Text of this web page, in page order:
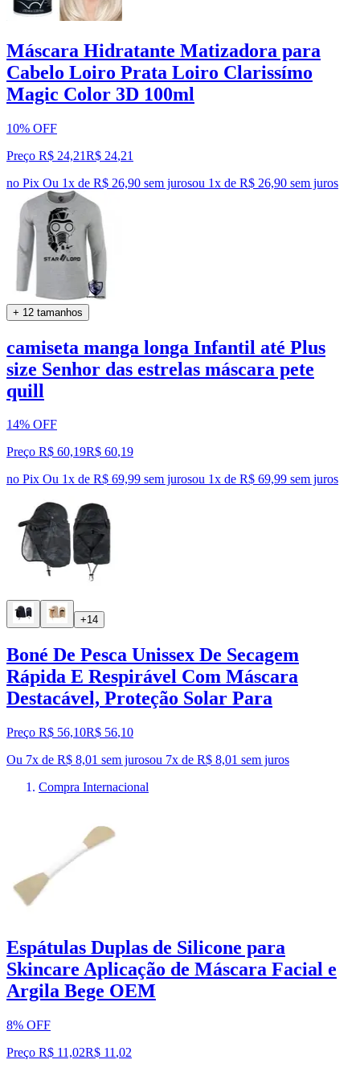
Máscara Hidratante Matizadora para
Cabelo Loiro Prata Loiro Clarissímo
Magic Color 3D 100ml
10% OFF
Preço R$ 24,21R$ 24,21
no Pix Ou 1x de R$ 26,90 sem jurosou 1x de R$ 26,90 sem juros
+ 12 tamanhos
camiseta manga longa Infantil até Plus
size Senhor das estrelas máscara pete
quill
14% OFF
Preço R$ 60,19R$ 60,19
no Pix Ou 1x de R$ 69,99 sem jurosou 1x de R$ 69,99 sem juros
+14
Boné De Pesca Unissex De Secagem
Rápida E Respirável Com Máscara
Destacável, Proteção Solar Para
Preço R$ 56,10R$ 56,10
Ou 7x de R$ 8,01 sem jurosou 7x de R$ 8,01 sem juros
Compra Internacional
Espátulas Duplas de Silicone para
Skincare Aplicação de Máscara Facial e
Argila Bege OEM
8% OFF
Preço R$ 11,02R$ 11 ,02